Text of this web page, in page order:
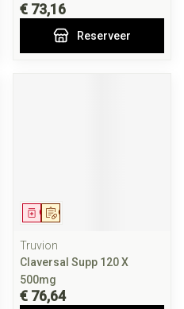
€ 73,16
Reserveer
Op voorschrift
Geneesmiddel
Truvion
Claversal Supp 120 X
500mg
€ 76,64